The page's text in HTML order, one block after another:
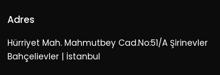
Adres
Hürriyet Mah. Mahmutbey Cad.No:51/A Şirinevler
Bahçelievler | İstanbul